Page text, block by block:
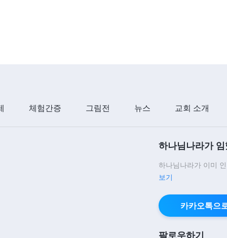
체험간증 그림전 뉴스 교회 소개
하나님나라가
하나님나라가 이미
보기
카카오톡으
팔로우하기